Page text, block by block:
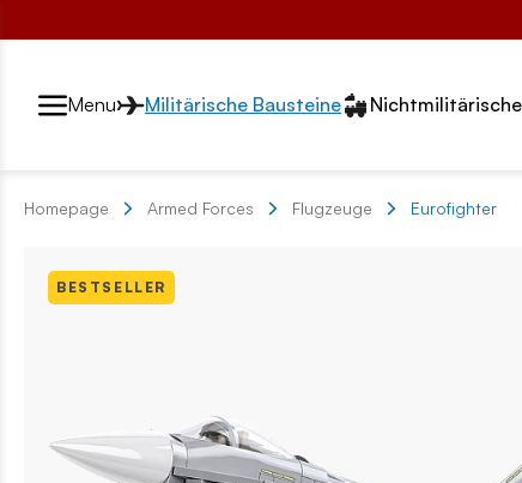
Przełącznik segmentów2
Menu Militärische Bausteine
Homepage Armed Forces Flugzeuge Eurofighter
BESTSELLER